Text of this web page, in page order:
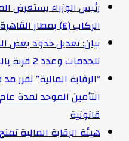
رئيس الوزراء يستعرض
الركاب (٤) بمطار القاهرة الدولي
بيان: تعديل حدود بعض
للخدمات وعدد 2 قرية بالظهير الصحراوي
“الرقابة المالية” تقرر
قانونية